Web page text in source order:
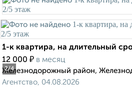
2/4
1-к квартира, на длительный
12 000 ₽ в месяц
Железнодорожный район,
Агентство, 04.08.2026